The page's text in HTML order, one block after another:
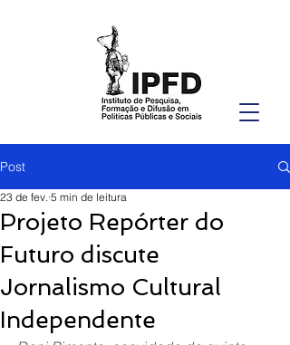
Post
Projeto Repórter do
Futuro discute
Jornalismo Cultural
Independente
23 de fev. 5 min de leitura